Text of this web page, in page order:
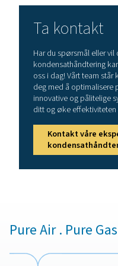
Den mettede
ned når den
det dannes
produktkvalitet og
påvirker også
I tillegg kan olje-
Pneumatech